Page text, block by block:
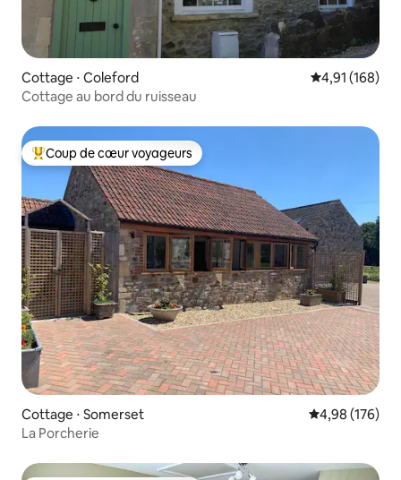
Cottage ⋅ Coleford Évaluation
4,91 (168)
Cottage au bord du ruisseau
Coups de cœur voyageurs les plus appréciés
Coup de cœur voyageurs
Cottage ⋅ Somerset Évaluation
4,98 (176)
La Porcherie